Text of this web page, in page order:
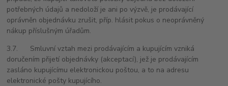
potřebných údajů a nedoloží je ani po výzvě, je prodávající
oprávněn objednávku zrušit, příp. hlásit pokus o neoprávněný
nákup příslušným úřadům.
3.7. Smluvní vztah mezi prodávajícím a kupujícím vzniká
doručením přijetí objednávky (akceptací), jež je prodávajícím
zasláno kupujícímu elektronickou poštou, a to na adresu
elektronické pošty kupujícího.